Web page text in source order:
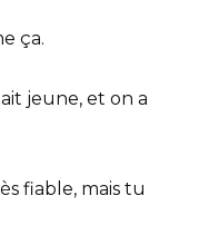
ça.
jeune, et on a
fiable, mais tu